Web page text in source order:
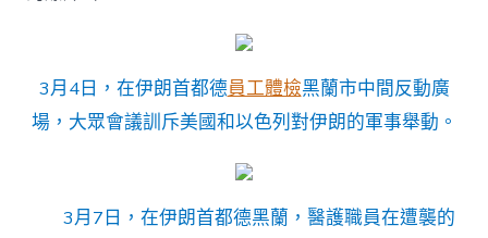
3月4日，在伊朗首都德員工體檢黑蘭市中間反動廣
場，大眾會議訓斥美國和以色列對伊朗的軍事舉動。
3月7日，在伊朗首都德黑蘭，醫護職員在遭襲的